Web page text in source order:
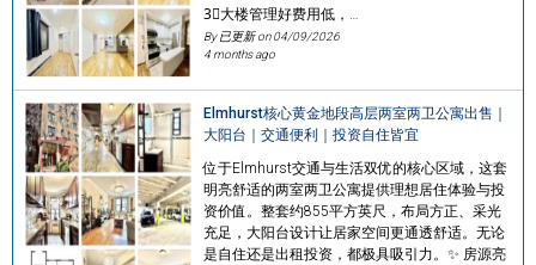
3⃣️大楼管理好费用低，…
By 已更新 on04/09/2026
4 months ago
Elmhurst核心黄金地段高层两室两卫公寓出售｜
大阳台｜交通便利｜投资自住皆宜
位于Elmhurst交通与生活双优的核心区域，这套
明亮舒适的两室两卫公寓提供理想居住体验与投
资价值。整套约855平方英尺，布局方正、采光
充足，大阳台设计让居家空间更通透舒适。无论
是自住还是出租投资，都极具吸引力。✨ 房源亮